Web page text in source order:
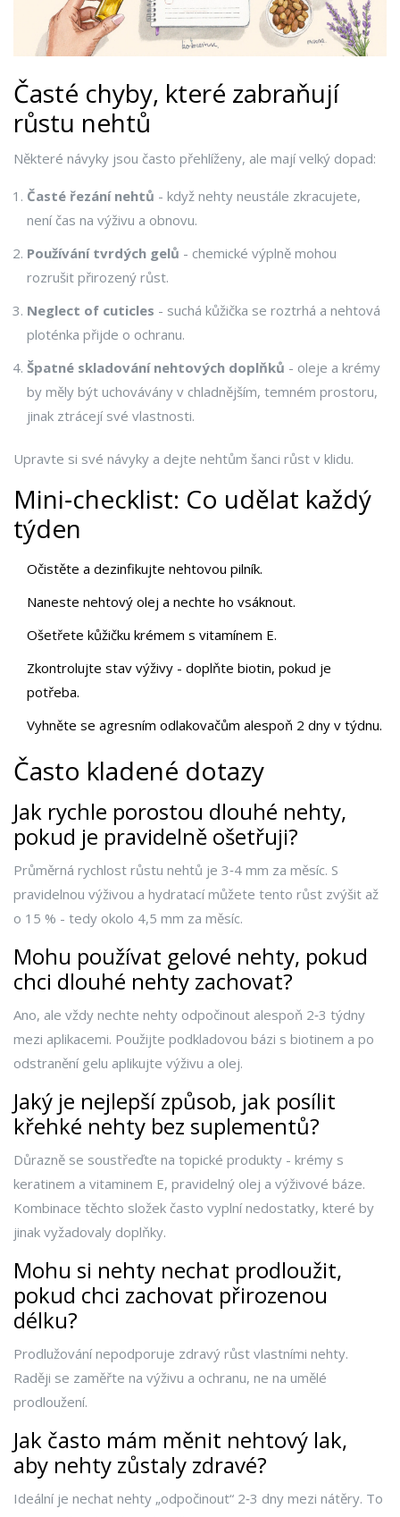
Časté chyby, které zabraňují
růstu nehtů
Některé návyky jsou často přehlíženy, ale mají velký dopad:
Časté řezání nehtů - když nehty neustále zkracujete,
není čas na výživu a obnovu.
Používání tvrdých gelů - chemické výplně mohou
rozrušit přirozený růst.
Neglect of cuticles - suchá kůžička se roztrhá a nehtová
ploténka přijde o ochranu.
Špatné skladování nehtových doplňků - oleje a krémy
by měly být uchovávány v chladnějším, temném prostoru,
jinak ztrácejí své vlastnosti.
Upravte si své návyky a dejte nehtům šanci růst v klidu.
Mini‑checklist: Co udělat každý
týden
Očistěte a dezinfikujte nehtovou pilník.
Naneste nehtový olej a nechte ho vsáknout.
Ošetřete kůžičku krémem s vitamínem E.
Zkontrolujte stav výživy - doplňte biotin, pokud je
potřeba.
Vyhněte se agresním odlakovačům alespoň 2 dny v týdnu.
Často kladené dotazy
Jak rychle porostou dlouhé nehty,
pokud je pravidelně ošetřuji?
Průměrná rychlost růstu nehtů je 3‑4 mm za měsíc. S
pravidelnou výživou a hydratací můžete tento růst zvýšit až
o 15 % - tedy okolo 4,5 mm za měsíc.
Mohu používat gelové nehty, pokud
chci dlouhé nehty zachovat?
Ano, ale vždy nechte nehty odpočinout alespoň 2‑3 týdny
mezi aplikacemi. Použijte podkladovou bázi s biotinem a po
odstranění gelu aplikujte výživu a olej.
Jaký je nejlepší způsob, jak posílit
křehké nehty bez suplementů?
Důrazně se soustřeďte na topické produkty - krémy s
keratinem a vitaminem E, pravidelný olej a výživové báze.
Kombinace těchto složek často vyplní nedostatky, které by
jinak vyžadovaly doplňky.
Mohu si nehty nechat prodloužit,
pokud chci zachovat přirozenou
délku?
Prodlužování nepodporuje zdravý růst vlastními nehty.
Raději se zaměřte na výživu a ochranu, ne na umělé
prodloužení.
Jak často mám měnit nehtový lak,
aby nehty zůstaly zdravé?
Ideální je nechat nehty „odpočinout“ 2‑3 dny mezi nátěry. To